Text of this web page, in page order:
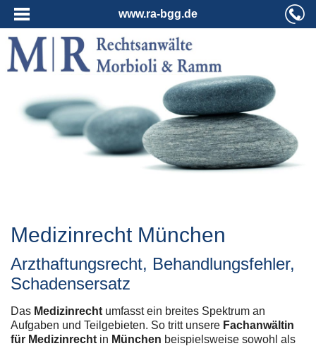
www.ra-bgg.de
Medizinrecht München
Arzthaftungsrecht, Behandlungsfehler,
Schadensersatz
Das Medizinrecht umfasst ein breites Spektrum an
Aufgaben und Teilgebieten. So tritt unsere Fachanwältin
für Medizinrecht in München beispielsweise sowohl als